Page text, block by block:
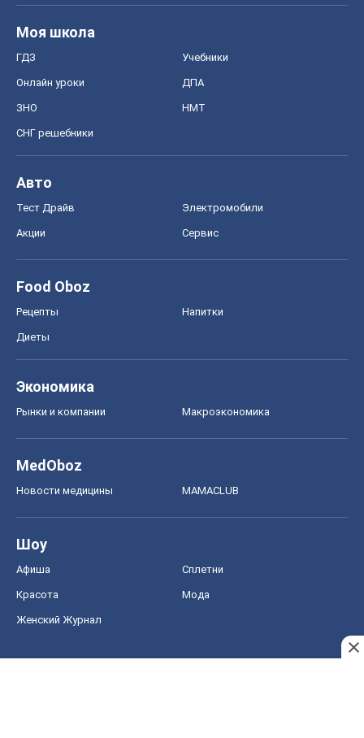
Моя школа
ГДЗ Учебники
Онлайн уроки ДПА
ЗНО НМТ
СНГ решебники
Авто
Тест Драйв Электромобили
Акции Сервис
Food Oboz
Рецепты Напитки
Диеты
Экономика
Рынки и компании Mакроэкономика
MedOboz
Новости медицины MAMACLUB
Шоу
Афиша Сплетни
Красота Мода
Женский Журнал